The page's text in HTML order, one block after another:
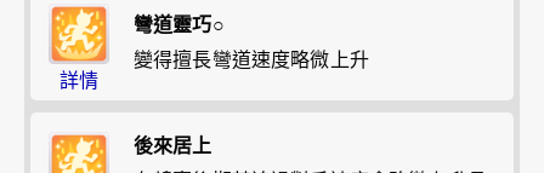
詳情
彎道靈巧○
變得擅長彎道速度略微上升
後來居上